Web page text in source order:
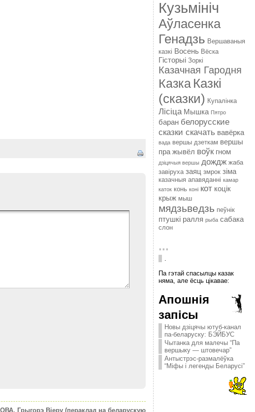
Грыгорэ Віеру (пераклад на беларускую
Кузьмініч
Аўласенка
Генадзь Вершаваныя
казкі Восень Вёска
Гісторыі Зоркі
Казачная Гародня
Казка Казкі
(сказки) Купалінка
Лісіца Мышка Пятро
баран белорусские
сказки скачать вавёрка
вада вершы дзеткам вершы
пра жывёл воўк гном
дзіцячыя вершы дождж жаба
завіруха заяц змрок зіма
казачныя апавяданні камар
каток конь коні кот коцік
крыж мыш
мядзьведзь пеўнік
птушкі ралля рыба сабака
слон
...
Па гэтай спасылцы казак
няма, але ёсць цікавае:
Апошнія
запісы
Новы дзіцячы ютуб-канал
па-беларуску: БЭЙБУС
Чытанка для малечы “Па
вершыку — штовечар”
Антыстрэс-размалёўка
“Міфы і легенды Беларусі”